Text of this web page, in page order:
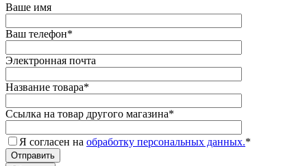
Ваше имя
Ваш телефон*
Электронная почта
Название товара*
Ссылка на товар другого магазина*
Я согласен на обработку персональных данных.*